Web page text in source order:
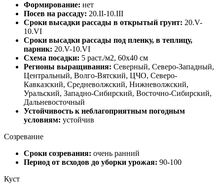
Формирование: нет
Посев на рассаду: 20.II-10.III
Сроки высадки рассады в открытый грунт: 20.V-
10.VI
Сроки высадки рассады под пленку, в теплицу,
парник: 20.V-10.VI
Схема посадки: 5 раст./м2, 60x40 cм
Регионы выращивания: Северный, Северо-Западный,
Центральный, Волго-Вятский, ЦЧО, Северо-
Кавказский, Средневолжский, Нижневолжский,
Уральский, Западно-Сибирский, Восточно-Сибирский,
Дальневосточный
Устойчивость к неблагоприятным погодным
условиям: устойчив
Созревание
Сроки созревания: очень ранний
Период от всходов до уборки урожая: 90-100
Куст